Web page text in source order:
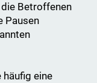
Betroffenen
Pausen
eine